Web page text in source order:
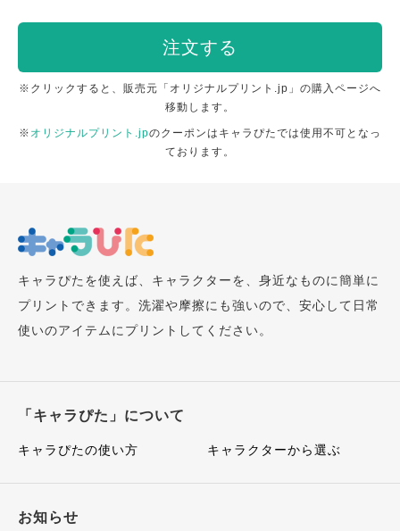
注文する
※クリックすると、販売元「オリジナルプリント.jp」の購入ページへ
移動します。
※ オリジナルプリント.jpのクーポンはキャラぴたでは使用不可となっ
ております。
キャラぴたを使えば、キャラクターを、身近なものに簡単に
プリントできます。洗濯や摩擦にも強いので、安心して日常
使いのアイテムにプリントしてください。
「キャラぴた」について
キャラぴたの使い方 キャラクターから選ぶ
お知らせ